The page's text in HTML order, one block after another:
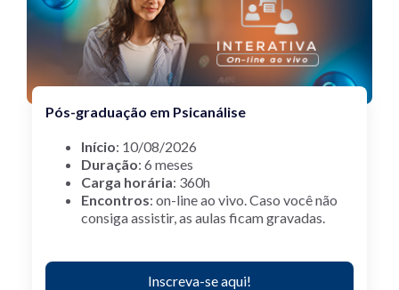
Pós-graduação em Psicanálise
Início: 10/08/2026
Duração: 6 meses
Carga horária: 360h
Encontros: on-line ao vivo. Caso você não
consiga assistir, as aulas ficam gravadas.
Inscreva-se aqui!